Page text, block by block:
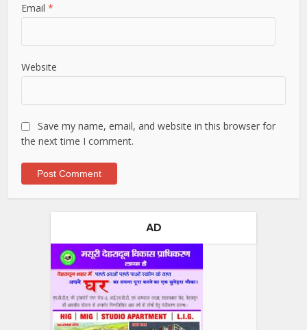
Email*
Website
Save my name, email, and website in this browser for
the next time I comment.
AD